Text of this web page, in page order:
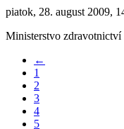
piatok, 28. august 2009,
Ministerstvo
←
1
2
3
4
5